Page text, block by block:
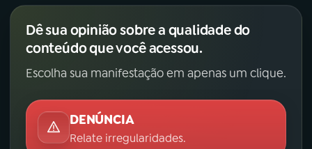
Dê sua opinião sobre a qualidade do
conteúdo que você acessou.
Escolha sua manifestação em apenas um clique.
DENÚNCIA
Relate irregularidades.